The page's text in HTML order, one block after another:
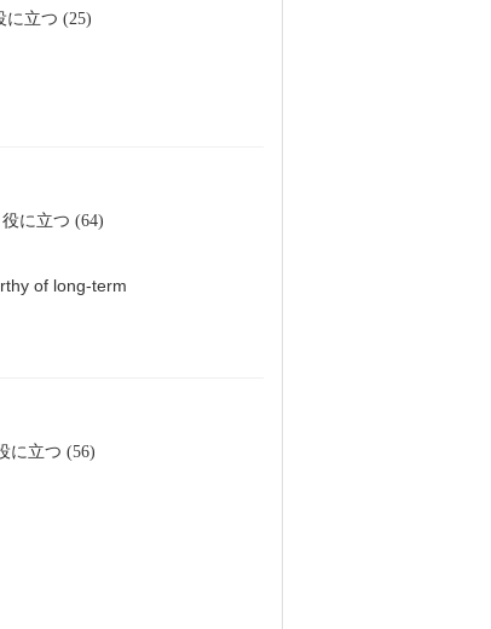
に立つ (25)
役に立つ (64)
of long-term
に立つ (56)